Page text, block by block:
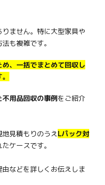
ません。特に大型家具や
も複雑です。
、一括でまとめて回収し
用品回収の事例をご紹介
見積もりのうえLパック対
たケースです。
などを詳しくお伝えしま